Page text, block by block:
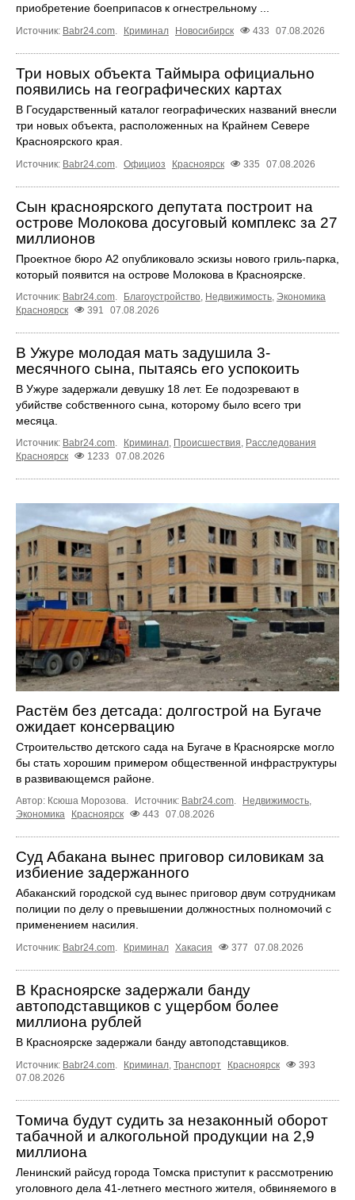
приобретение боеприпасов к огнестрельному ...
Источник: Babr24.com. Криминал Новосибирск 433 07.08.2026
Три новых объекта Таймыра официально
появились на географических картах
В Государственный каталог географических названий внесли
три новых объекта, расположенных на Крайнем Севере
Красноярского края.
Источник: Babr24.com. Официоз Красноярск 335 07.08.2026
Сын красноярского депутата построит на
острове Молокова досуговый комплекс за 27
миллионов
Проектное бюро А2 опубликовало эскизы нового гриль-парка,
который появится на острове Молокова в Красноярске.
Источник: Babr24.com. Благоустройство, Недвижимость, Экономика
Красноярск
391 07.08.2026
В Ужуре молодая мать задушила 3-
месячного сына, пытаясь его успокоить
В Ужуре задержали девушку 18 лет. Ее подозревают в
убийстве собственного сына, которому было всего три
месяца.
Источник: Babr24.com. Криминал, Происшествия, Расследования
Красноярск
1233 07.08.2026
Растём без детсада: долгострой на Бугаче
ожидает консервацию
Строительство детского сада на Бугаче в Красноярске могло
бы стать хорошим примером общественной инфраструктуры
в развивающемся районе.
Автор: Ксюша Морозова. Источник: Babr24.com. Недвижимость,
Экономика
Красноярск 443 07.08.2026
Суд Абакана вынес приговор силовикам за
избиение задержанного
Абаканский городской суд вынес приговор двум сотрудникам
полиции по делу о превышении должностных полномочий с
применением насилия.
Источник: Babr24.com. Криминал Хакасия 377 07.08.2026
В Красноярске задержали банду
автоподставщиков с ущербом более
миллиона рублей
В Красноярске задержали банду автоподставщиков.
Источник: Babr24.com. Криминал, Транспорт Красноярск
393
07.08.2026
Томича будут судить за незаконный оборот
табачной и алкогольной продукции на 2,9
миллиона
Ленинский райсуд города Томска приступит к рассмотрению
уголовного дела 41-летнего местного жителя, обвиняемого в